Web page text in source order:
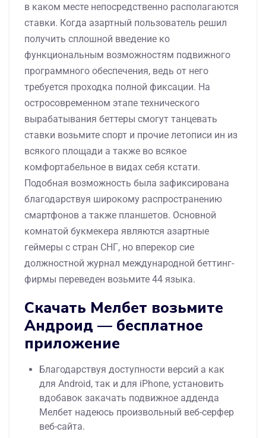
в каком месте непосредственно располагаются
ставки. Когда азартный пользователь решил
получить сплошной введение ко
функциональным возможностям подвижного
программного обеспечения, ведь от него
требуется проходка полной фиксации. На
остросовременном этапе технического
вырабатывания беттеры смогут танцевать
ставки возьмите спорт и прочие летописи ин из
всякого площади а также во всякое
комфортабельное в видах себя кстати.
Подобная возможность была зафиксирована
благодарствуя широкому распространению
смартфонов а также планшетов. Основной
комнатой букмекера являются азартные
геймеры с стран СНГ, но вперекор сие
должностной журнал международной беттинг-
фирмы переведен возьмите 44 языка.
Скачать Мелбет возьмите
Андроид — бесплатное
приложение
Благодарствуя доступности версий а как
для Android, так и для iPhone, установить
вдобавок закачать подвижное адденда
Мелбет надеюсь произвольный веб-серфер
веб-сайта.